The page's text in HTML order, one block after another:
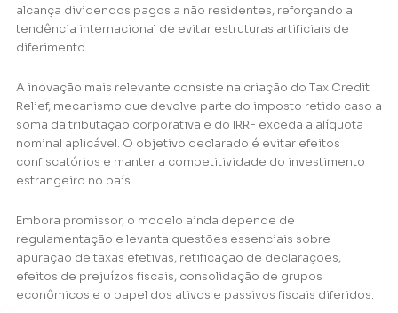
alcança dividendos pagos a não residentes, reforçando a
tendência internacional de evitar estruturas artificiais de
diferimento.
A inovação mais relevante consiste na criação do Tax Credit
Relief, mecanismo que devolve parte do imposto retido caso a
soma da tributação corporativa e do IRRF exceda a alíquota
nominal aplicável. O objetivo declarado é evitar efeitos
confiscatórios e manter a competitividade do investimento
estrangeiro no país.
Embora promissor, o modelo ainda depende de
regulamentação e levanta questões essenciais sobre
apuração de taxas efetivas, retificação de declarações,
efeitos de prejuízos fiscais, consolidação de grupos
econômicos e o papel dos ativos e passivos fiscais diferidos.